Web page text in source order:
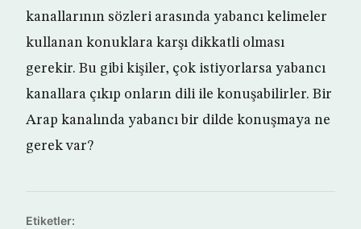
kanallarının sözleri arasında yabancı kelimeler
kullanan konuklara karşı dikkatli olması
gerekir. Bu gibi kişiler, çok istiyorlarsa yabancı
kanallara çıkıp onların dili ile konuşabilirler. Bir
Arap kanalında yabancı bir dilde konuşmaya ne
gerek var?
Etiketler: